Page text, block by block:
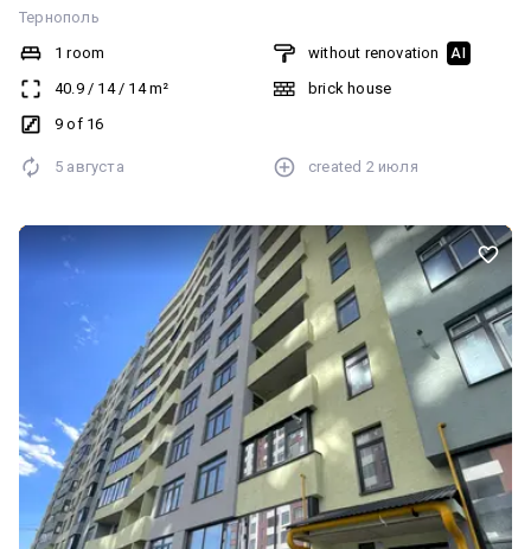
Тернополь
1 room
40.9/ 14/ 14m²
9 of 16
without renovation AI
brick house
5 августа created 2 июля